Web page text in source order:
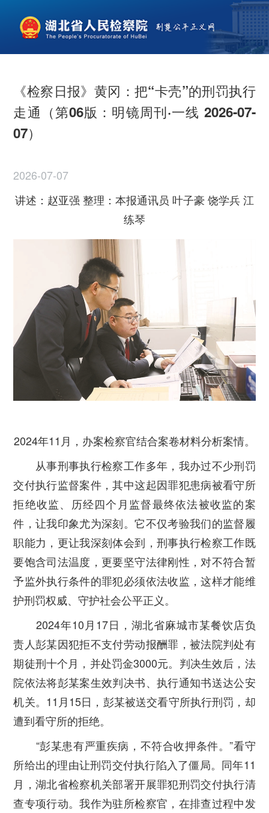
《检察日报》黄冈：把“卡壳”的刑罚执行
走通（第06版：明镜周刊·一线 2026-07-
07）
2026-07-07
讲述：赵亚强 整理：本报通讯员 叶子豪 饶学兵 江
练琴
2024年11月，办案检察官结合案卷材料分析案情。
从事刑事执行检察工作多年，我办过不少刑罚
交付执行监督案件，其中这起因罪犯患病被看守所
拒绝收监、历经四个月监督最终依法被收监的案
件，让我印象尤为深刻。它不仅考验我们的监督履
职能力，更让我深刻体会到，刑事执行检察工作既
要饱含司法温度，更要坚守法律刚性，对不符合暂
予监外执行条件的罪犯必须依法收监，这样才能维
护刑罚权威、守护社会公平正义。
2024年10月17日，湖北省麻城市某餐饮店负
责人彭某因犯拒不支付劳动报酬罪，被法院判处有
期徒刑十个月，并处罚金3000元。判决生效后，法
院依法将彭某案生效判决书、执行通知书送达公安
机关。11月15日，彭某被送交看守所执行刑罚，却
遭到看守所的拒绝。
“彭某患有严重疾病，不符合收押条件。”看守
所给出的理由让刑罚交付执行陷入了僵局。同年11
月，湖北省检察机关部署开展罪犯刑罚交付执行清
查专项行动。我作为驻所检察官，在排查过程中发